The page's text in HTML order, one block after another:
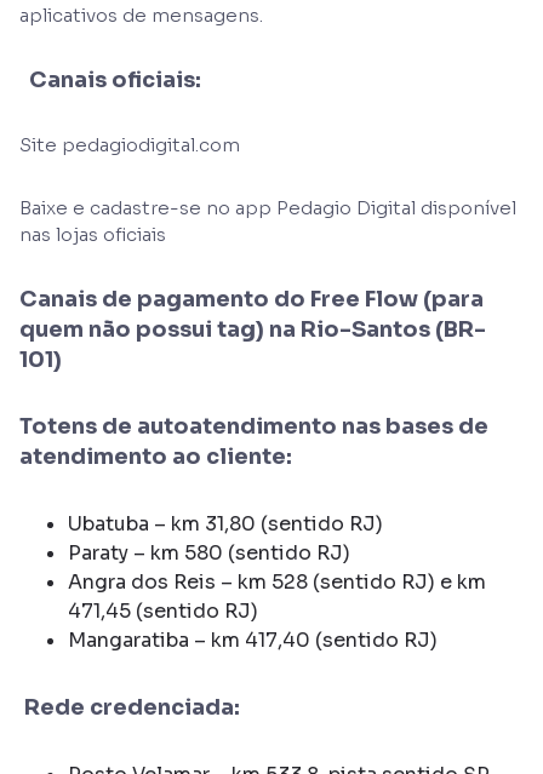
aplicativos de mensagens.
Canais oficiais:
Site pedagiodigital.com
Baixe e cadastre-se no app Pedagio Digital disponível
nas lojas oficiais
Canais de pagamento do Free Flow (para
quem não possui tag) na Rio-Santos (BR-
101)
Totens de autoatendimento nas bases de
atendimento ao cliente:
Ubatuba – km 31,80 (sentido RJ)
Paraty – km 580 (sentido RJ)
Angra dos Reis – km 528 (sentido RJ) e km
471,45 (sentido RJ)
Mangaratiba – km 417,40 (sentido RJ)
Rede credenciada: